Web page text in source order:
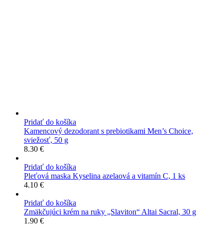
Pridať do košíka
Kamencový dezodorant s prebiotikami Men’s Choice,
sviežosť, 50 g
8.30 €
Pridať do košíka
Pleťová maska Kyselina azelaová a vitamín C, 1 ks
4.10 €
Pridať do košíka
Zmäkčujúci krém na ruky „Slaviton“ Altai Sacral, 30 g
1.90 €